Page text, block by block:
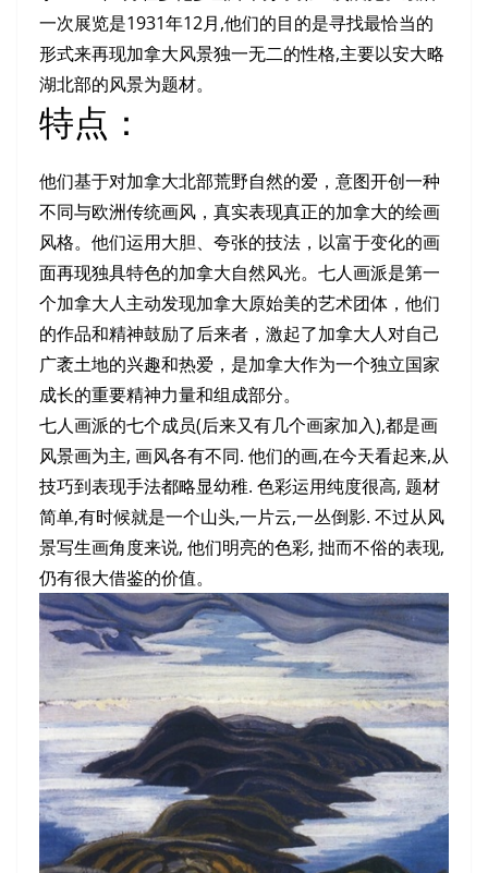
一次展览是1931年12月,他们的目的是寻找最恰当的
形式来再现加拿大风景独一无二的性格,主要以安大略
湖北部的风景为题材。
特点：
他们基于对加拿大北部荒野自然的爱，意图开创一种
不同与欧洲传统画风，真实表现真正的加拿大的绘画
风格。他们运用大胆、夸张的技法，以富于变化的画
面再现独具特色的加拿大自然风光。七人画派是第一
个加拿大人主动发现加拿大原始美的艺术团体，他们
的作品和精神鼓励了后来者，激起了加拿大人对自己
广袤土地的兴趣和热爱，是加拿大作为一个独立国家
成长的重要精神力量和组成部分。
七人画派的七个成员(后来又有几个画家加入),都是画
风景画为主, 画风各有不同. 他们的画,在今天看起来,从
技巧到表现手法都略显幼稚. 色彩运用纯度很高, 题材
简单,有时候就是一个山头,一片云,一丛倒影. 不过从风
景写生画角度来说, 他们明亮的色彩, 拙而不俗的表现,
仍有很大借鉴的价值。